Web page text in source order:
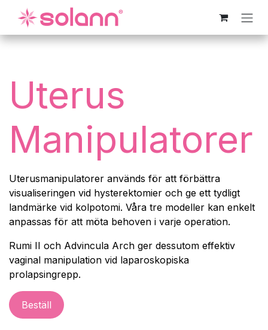
Hoppa till innehåll
Uterus
Manipulatorer
Uterusmanipulatorer används för att förbättra
visualiseringen vid hysterektomier och ge ett tydligt
landmärke vid kolpotomi. Våra tre modeller kan enkelt
anpassas för att möta behoven i varje operation.
Rumi II och Advincula Arch ger dessutom effektiv
vaginal manipulation vid laparoskopiska
prolapsingrepp.
Beställ